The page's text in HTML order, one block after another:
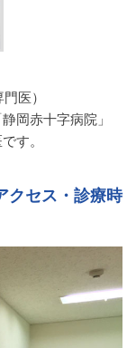
医）
岡赤十字病院」
す。
クセス・診療時